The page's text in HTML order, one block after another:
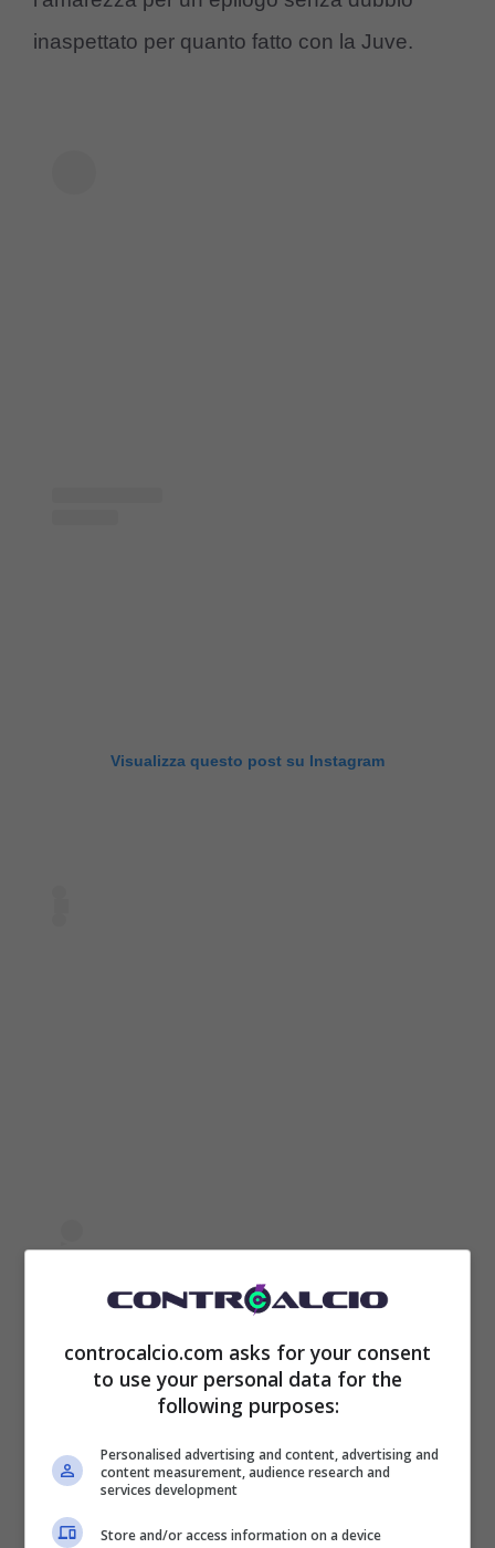
inaspettato per quanto fatto con la Juve.
Visualizza questo post su Instagram
controcalcio.com asks for your consent
to use your personal data for the
following purposes:
Personalised advertising and content, advertising and
content measurement, audience research and
services development
Store and/or access information on a device